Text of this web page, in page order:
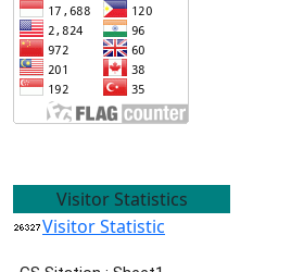
Visitor Statistics
Visitor Statistic